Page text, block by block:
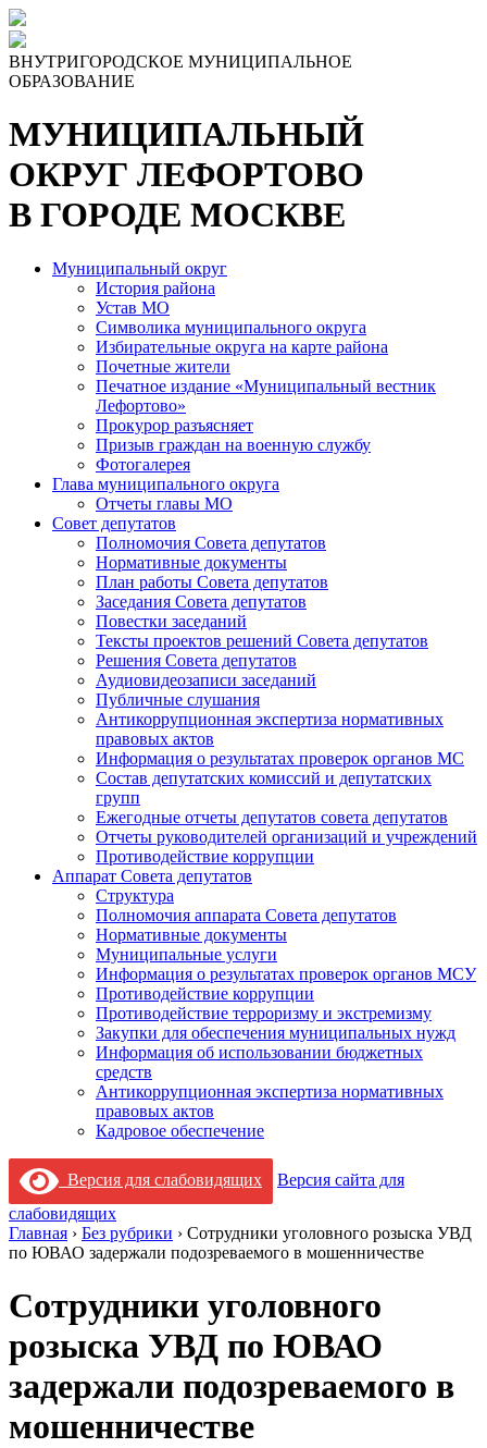
Skip
to
the
content
ВНУТРИГОРОДСКОЕ МУНИЦИПАЛЬНОЕ
ОБРАЗОВАНИЕ
МУНИЦИПАЛЬНЫЙ
ОКРУГ ЛЕФОРТОВО
В ГОРОДЕ МОСКВЕ
Муниципальный округ
История района
Устав МО
Символика муниципального округа
Избирательные округа на карте района
Почетные жители
Печатное издание «Муниципальный вестник
Лефортово»
Прокурор разъясняет
Призыв граждан на военную службу
Фотогалерея
Глава муниципального округа
Отчеты главы МО
Совет депутатов
Полномочия Совета депутатов
Нормативные документы
План работы Совета депутатов
Заседания Cовета депутатов
Повестки заседаний
Тексты проектов решений Совета депутатов
Решения Совета депутатов
Аудиовидеозаписи заседаний
Публичные слушания
Антикоррупционная экспертиза нормативных
правовых актов
Информация о результатах проверок органов МС
Состав депутатских комиссий и депутатских
групп
Ежегодные отчеты депутатов совета депутатов
Отчеты руководителей организаций и учреждений
Противодействие коррупции
Аппарат Совета депутатов
Структура
Полномочия аппарата Совета депутатов
Нормативные документы
Муниципальные услуги
Информация о результатах проверок органов МСУ
Противодействие коррупции
Противодействие терроризму и экстремизму
Закупки для обеспечения муниципальных нужд
Информация об использовании бюджетных
средств
Антикоррупционная экспертиза нормативных
правовых актов
Кадровое обеспечение
Версия для слабовидящих
Версия сайта для
слабовидящих
Главная › Без рубрики › Сотрудники уголовного розыска УВД
по ЮВАО задержали подозреваемого в мошенничестве
Сотрудники уголовного
розыска УВД по ЮВАО
задержали подозреваемого в
мошенничестве